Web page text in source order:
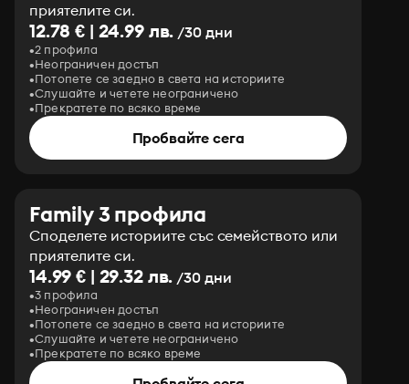
приятелите си.
12.78 € | 24.99 лв. /30 дни
2 профила
Неограничен достъп
Потопете се заедно в света на историите
Слушайте и четете неограничено
Прекратете по всяко време
Пробвайте сега
Family 3 профила
Споделете историите със семейството или
приятелите си.
14.99 € | 29.32 лв. /30 дни
3 профила
Неограничен достъп
Потопете се заедно в света на историите
Слушайте и четете неограничено
Прекратете по всяко време